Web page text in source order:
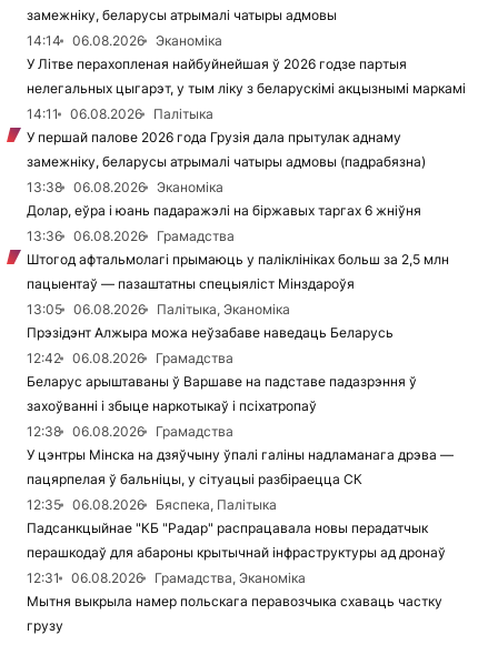
замежніку, беларусы атрымалі чатыры адмовы
14:14
06.08.2026
Эканоміка
У Літве перахопленая найбуйнейшая ў 2026 годзе партыя
нелегальных цыгарэт, у тым ліку з беларускімі акцызнымі маркамі
14:11
06.08.2026
Палітыка
У першай палове 2026 года Грузія дала прытулак аднаму
замежніку, беларусы атрымалі чатыры адмовы (падрабязна)
13:38
06.08.2026
Эканоміка
Долар, еўра і юань падаражэлі на біржавых таргах 6 жніўня
13:36
06.08.2026
Грамадства
Штогод афтальмолагі прымаюць у паліклініках больш за 2,5 млн
пацыентаў — пазаштатны спецыяліст Мінздароўя
13:05
06.08.2026
Палітыка, Эканоміка
Прэзідэнт Алжыра можа неўзабаве наведаць Беларусь
12:42
06.08.2026
Грамадства
Беларус арыштаваны ў Варшаве на падставе падазрэння ў
захоўванні і збыце наркотыкаў і псіхатропаў
12:38
06.08.2026
Грамадства
У цэнтры Мінска на дзяўчыну ўпалі галіны надламанага дрэва —
пацярпелая ў бальніцы, у сітуацыі разбіраецца СК
12:35
06.08.2026
Бяспека, Палітыка
Падсанкцыйнае "КБ "Радар" распрацавала новы перадатчык
перашкодаў для абароны крытычнай інфраструктуры ад дронаў
12:31
06.08.2026
Грамадства, Эканоміка
Мытня выкрыла намер польскага перавозчыка схаваць частку
грузу